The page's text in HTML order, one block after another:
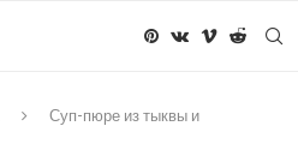
Суп-пюре из тыквы и